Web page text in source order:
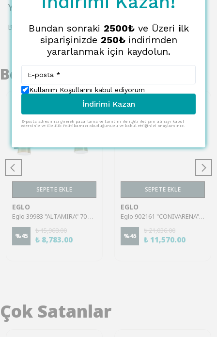
Yorumlar
Bu ürün için henüz yorum yapılmamış.
Benzer Ürünler
SEPETE EKLE
EGLO
Eglo 39983 "ALTAMIRA" 70 Cm Uzunluğunda Çelik Siyah, Pirinç Tavan Armatürü
%45
₺ 15,968.00
₺ 8,783.00
SEPETE EKLE
EGLO
Eglo 902161 "CONIVARENA" 69 Cm Uzunluğunda Krom Çelik Alüminyum Tavan Armatürü
%45
₺ 21,036.00
₺ 11,570.00
Çok Satanlar
Bundan sonraki 2500₺ve Üzeri ilk
siparişinizde 250₺ indirimden
yararlanmak için kaydolun.
Kullanım Koşullarını kabul ediyorum
İndirimi Kazan
E-posta adresinizi girerek pazarlama ve tanıtım ile ilgili iletişim almayı kabul
edersiniz ve Gizlilik Politikamızı okuduğunuzu ve kabul ettiğinizi onaylarsınız.